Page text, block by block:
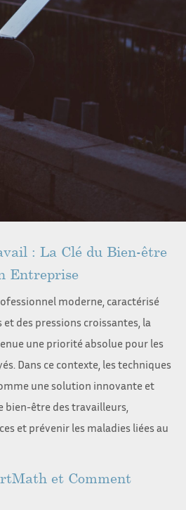
: La Clé du Bien-être
Entreprise
moderne, caractérisé
des pressions croissantes, la
une priorité absolue pour les
Dans ce contexte, les techniques
une solution innovante et
bien-être des travailleurs,
et prévenir les maladies liées au
et Comment